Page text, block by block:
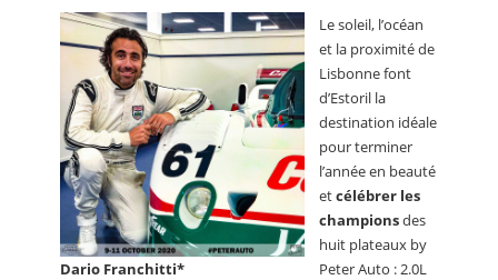
Dario Franchitti*
Le soleil, l’océan
et la proximité de
Lisbonne font
d’Estoril la
destination idéale
pour terminer
l’année en beauté
etcélébrer les
championsdes
huit plateaux by
Peter Auto : 2.0L